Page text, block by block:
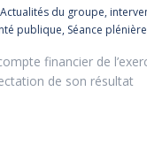
Actualités du groupe,
publique, Séance plénière
financier de
de son résultat